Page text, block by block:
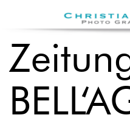
springen
Rauert